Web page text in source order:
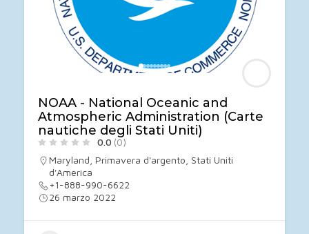
NOAA - National Oceanic and
Atmospheric Administration (Carte
nautiche degli Stati Uniti)
0.0 (0)
Maryland Primavera d'argento Stati Uniti
d'America
+1-888-990-6622
26 marzo 2022